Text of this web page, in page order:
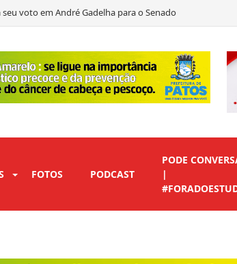
voto em André Gadelha para o Senado
declara apoio a Marcos Eron
em rodada marcada por clássico, emoção e
FOTOS PODCAST
PODE
|